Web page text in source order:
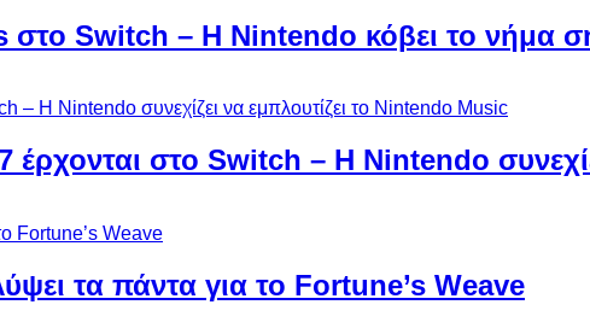
στο Switch – Η Nintendo κόβει το νήμα
στο Switch – Η Nintendo
τα πάντα για το Fortune’s Weave